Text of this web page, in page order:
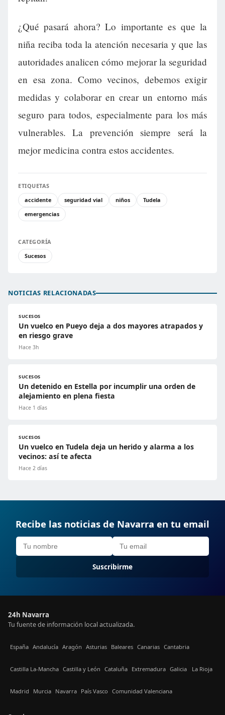
¿Qué pasará ahora? Lo importante es que la
niña reciba toda la atención necesaria y que las
autoridades analicen cómo mejorar la seguridad
en esa zona. Como vecinos, debemos exigir
medidas y colaborar en crear un entorno más
seguro para todos, especialmente para los más
vulnerables. La prevención siempre será la
mejor medicina contra estos accidentes.
ETIQUETAS
accidente
seguridad vial niños
Tudela
emergencias
CATEGORÍA
Sucesos
NOTICIAS RELACIONADAS
SUCESOS
Un vuelco en Pueyo deja a dos mayores atrapados y
en riesgo grave
Hace 3h
SUCESOS
Un detenido en Estella por incumplir una orden de
alejamiento en plena fiesta
Hace 1 días
SUCESOS
Un vuelco en Tudela deja un herido y alarma a los
vecinos: así te afecta
Hace 2 días
Recibe las noticias de Navarra en tu email
Suscribirme
24h Navarra
Tu fuente de información local actualizada.
España Andalucía Aragón Asturias Baleares Canarias Cantabria
Castilla La-Mancha Castilla y León Cataluña Extremadura Galicia La Rioja
Madrid Murcia Navarra País Vasco Comunidad Valenciana